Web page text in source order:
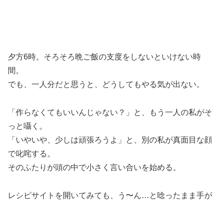
夕方6時。そろそろ晩ご飯の支度をしないといけない時
間。
でも、一人分だと思うと、どうしてもやる気が出ない。
「作らなくてもいいんじゃない？」と、もう一人の私がそ
っと囁く。
「いやいや、少しは頑張ろうよ」と、別の私が真面目な顔
で叱咤する。
そのふたりが頭の中で小さく言い合いを始める。
レシピサイトを開いてみても、う〜ん…と唸ったまま手が